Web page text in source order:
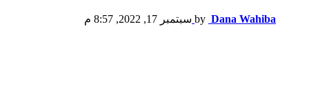
by Dana Wahiba سبتمبر 17, 2022, 8:57 م